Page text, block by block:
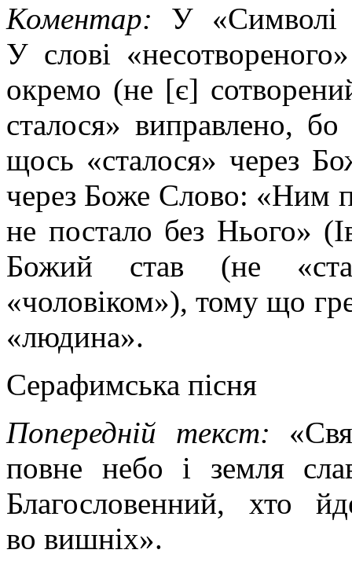
Коментар: У «Символі
У слові
окремо (не [є]
сталося» виправлено,
щось «сталося» через
через Боже Слово: «Ним
не постало без Нього»
Божий став (не
«чоловіком»), тому що
«людина».
Серафимська пісня
Попередній текст:
повне небо і земля
Благословенний, хто
во вишніх».